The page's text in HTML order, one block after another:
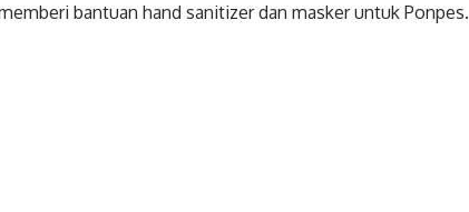
bantuan hand sanitizer dan masker untuk Ponpes.